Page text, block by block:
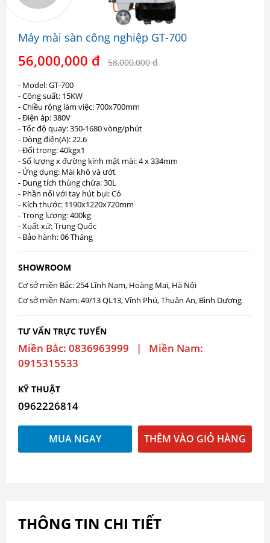
Máy mài sàn công nghiệp GT-700
56,000,000 đ 58,000,000 đ
- Model: GT-700
- Công suất: 15KW
- Chiều rộng làm việc: 700x700mm
- Điện áp: 380V
- Tốc độ quay: 350-1680 vòng/phút
- Dòng điện(A): 22.6
- Đối trọng: 40kgx1
- Số lượng x đường kính mặt mài: 4 x 334mm
- Ứng dụng: Mài khô và ướt
- Dung tích thùng chứa: 30L
- Phần nối với tay hút bụi: Có
- Kích thước: 1190x1220x720mm
- Trọng lượng: 400kg
- Xuất xứ: Trung Quốc
- Bảo hành: 06 Tháng
SHOWROOM
Cơ sở miền Bắc: 254 Lĩnh Nam, Hoàng Mai, Hà Nội
Cơ sở miền Nam: 49/13 QL13, Vĩnh Phú, Thuận An, Bình Dương
TƯ VẤN TRỰC TUYẾN
Miền Bắc: 0836963999 | Miền Nam:
0915315533
KỸ THUẬT
0962226814
MUA NGAY THÊM VÀO GIỎ HÀNG
THÔNG TIN CHI TIẾT